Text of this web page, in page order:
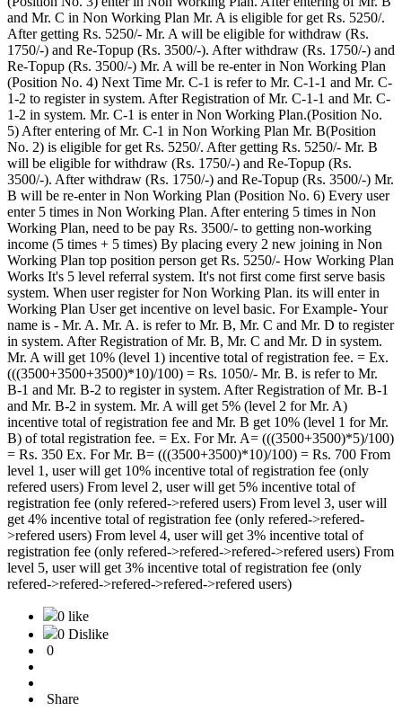
and Mr. C in Non Working Plan Mr. A is eligible for get Rs. 5250/.
After getting Rs. 5250/- Mr. A will be eligible for withdraw (Rs.
1750/-) and Re-Topup (Rs. 3500/-). After withdraw (Rs. 1750/-) and
Re-Topup (Rs. 3500/-) Mr. A will be re-enter in Non Working Plan
(Position No. 4) Next Time Mr. C-1 is refer to Mr. C-1-1 and Mr. C-
1-2 to register in system. After Registration of Mr. C-1-1 and Mr. C-
1-2 in system. Mr. C-1 is enter in Non Working Plan.(Position No.
5) After entering of Mr. C-1 in Non Working Plan Mr. B(Position
No. 2) is eligible for get Rs. 5250/. After getting Rs. 5250/- Mr. B
will be eligible for withdraw (Rs. 1750/-) and Re-Topup (Rs.
3500/-). After withdraw (Rs. 1750/-) and Re-Topup (Rs. 3500/-) Mr.
B will be re-enter in Non Working Plan (Position No. 6) Every user
enter 5 times in Non Working Plan. After entering 5 times in Non
Working Plan, need to be pay Rs. 3500/- to getting non-working
income (5 times + 5 times) By placing every 2 new joining in Non
Working Plan top position person get Rs. 5250/- How Working Plan
Works It's 5 level referral system. It's not first come first serve basis
system. When user register for Non Working Plan. its will enter in
Working Plan User get incentive on level basic. For Example- Your
name is - Mr. A. Mr. A. is refer to Mr. B, Mr. C and Mr. D to register
in system. After Registration of Mr. B, Mr. C and Mr. D in system.
Mr. A will get 10% (level 1) incentive total of registration fee. = Ex.
(((3500+3500+3500)*10)/100) = Rs. 1050/- Mr. B. is refer to Mr.
B-1 and Mr. B-2 to register in system. After Registration of Mr. B-1
and Mr. B-2 in system. Mr. A will get 5% (level 2 for Mr. A)
incentive total of registration fee and Mr. B get 10% (level 1 for Mr.
B) of total registration fee. = Ex. For Mr. A= (((3500+3500)*5)/100)
= Rs. 350 Ex. For Mr. B= (((3500+3500)*10)/100) = Rs. 700 From
level 1, user will get 10% incentive total of registration fee (only
refered users) From level 2, user will get 5% incentive total of
registration fee (only refered->refered users) From level 3, user will
get 4% incentive total of registration fee (only refered->refered-
>refered users) From level 4, user will get 3% incentive total of
registration fee (only refered->refered->refered->refered users) From
level 5, user will get 3% incentive total of registration fee (only
refered->refered->refered->refered->refered users)
0 like
0 Dislike
0
Share